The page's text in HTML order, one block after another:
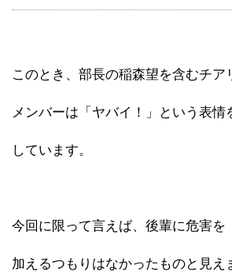
このとき、部長の稲森望を含むチア
メンバーは「ヤバイ！」という表情
しています。
今回に限って言えば、後輩に危害を
加えるつもりはなかったものと見え